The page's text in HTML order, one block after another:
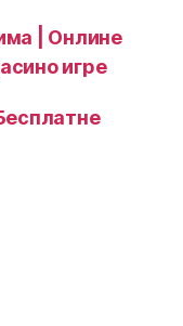
| Онлине
игре